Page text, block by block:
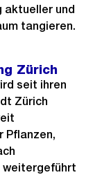
aktueller und
tangieren.
Zürich
seit ihren
Zürich
Pflanzen,
Link:
weitergeführt